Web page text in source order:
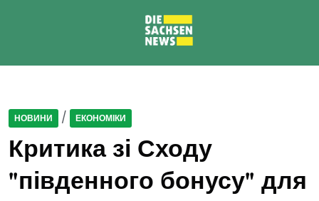
НОВИНИ / ЕКОНОМІКИ
Критика зі Сходу
"південного бонусу" для